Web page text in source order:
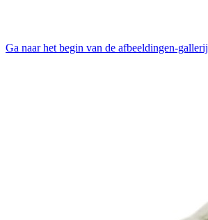
Ga naar het begin van de afbeeldingen-gallerij